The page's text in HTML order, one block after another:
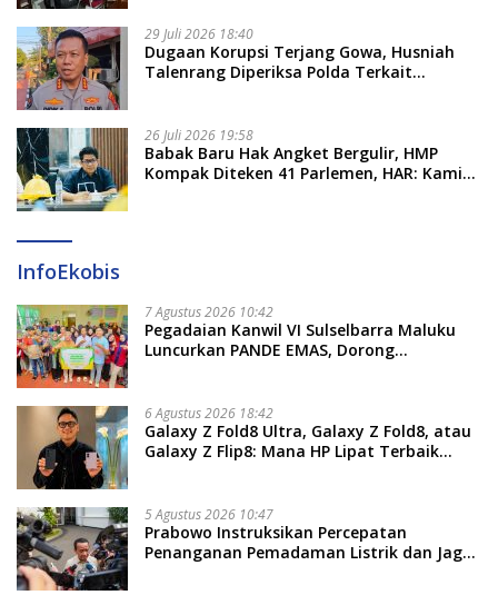
29 Juli 2026 18:40
Dugaan Korupsi Terjang Gowa, Husniah
Talenrang Diperiksa Polda Terkait
26 Juli 2026 19:58
​Babak Baru Hak Angket Bergulir, HMP
Kompak Diteken 41 Parlemen, HAR: Kami
InfoEkobis
7 Agustus 2026 10:42
Pegadaian Kanwil VI Sulselbarra Maluku
Luncurkan PANDE EMAS, Dorong
6 Agustus 2026 18:42
Galaxy Z Fold8 Ultra, Galaxy Z Fold8, atau
Galaxy Z Flip8: Mana HP Lipat Terbaik
5 Agustus 2026 10:47
Prabowo Instruksikan Percepatan
Penanganan Pemadaman Listrik dan Jaga